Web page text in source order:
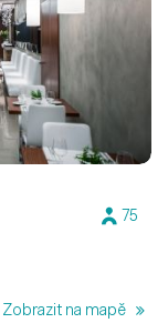
75
Zobrazit na mapě